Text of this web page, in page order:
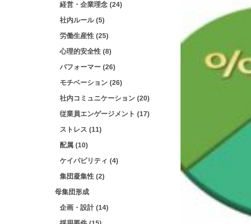
経営・企業理念 (24)
社内ルール (5)
労働生産性 (25)
心理的安全性 (8)
パフォーマー (26)
モチベーション (26)
社内コミュニケーション (20)
従業員エンゲージメント (17)
ストレス (11)
配属 (10)
ケイパビリティ (4)
集団凝集性 (2)
母集団形成
企画・設計 (14)